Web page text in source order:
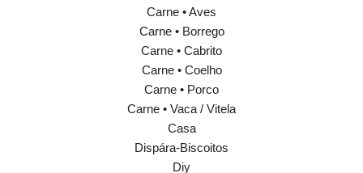
Carne • Aves
Carne • Borrego
Carne • Cabrito
Carne • Coelho
Carne • Porco
Carne • Vaca / Vitela
Casa
Dispára-Biscoitos
Diy